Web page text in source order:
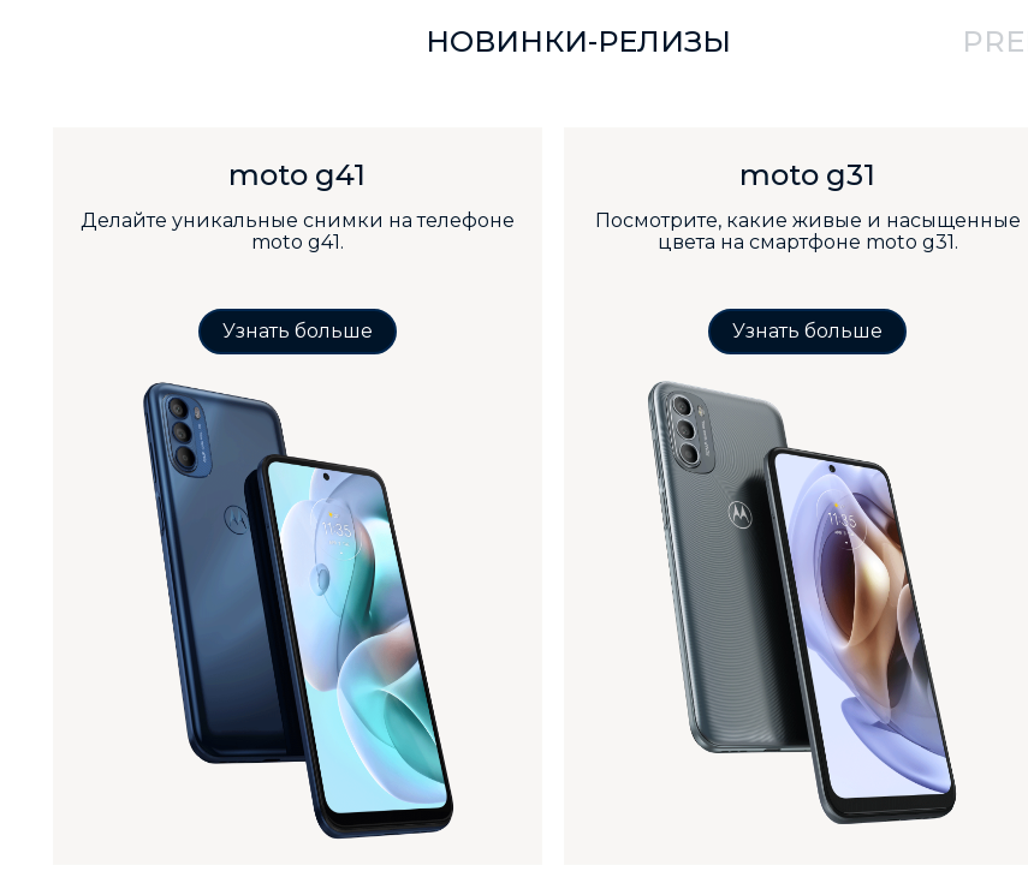
НОВИНКИ-РЕЛИЗЫ
moto g41
Делайте уникальные снимки на телефоне
moto g41.
Узнать больше
moto g31
Посмотрите, какие живые и насыщенные
цвета на смартфоне moto g31.
Узнать больше